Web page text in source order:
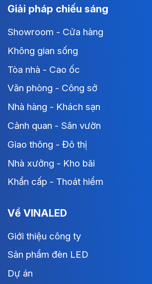
Giải pháp chiếu sáng
Showroom - Cửa hàng
Không gian sống
Tòa nhà - Cao ốc
Văn phòng - Công sở
Nhà hàng - Khách sạn
Cảnh quan - Sân vườn
Giao thông - Đô thị
Nhà xưởng - Kho bãi
Khẩn cấp - Thoát hiểm
Về VINALED
Giới thiệu công ty
Sản phẩm đèn LED
Dự án